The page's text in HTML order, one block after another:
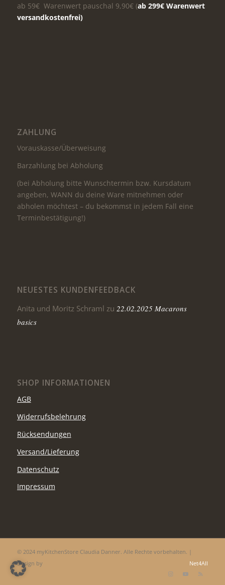
ab 59€ Warenwert pauschal 9,90€ (ab 299€ Warenwert
versandkostenfrei)
ZAHLUNG
Vorauskasse/Überweisung
Barzahlung bei Abholung
(bei Abholung bitte Wunschtermin bzw. Kursdatum
angeben, WANN du deine Ware mitnehmen oder
abholen möchtest – du bekommst in jedem Fall eine
Terminbestätigung!)
NEUESTES KUNDENFEEDBACK
Anita und Moritz Schraml zu 22.02.2025 Macarons
basics
SHOP INFORMATIONEN
AGB
Widerrufsbelehrung
Rücksendungen
Versand/Lieferung
Datenschutz
Impressum
© 2024 myKitchenStore Claudia Danner. Alle Rechte vorbehalten. |
Design by
Net4All